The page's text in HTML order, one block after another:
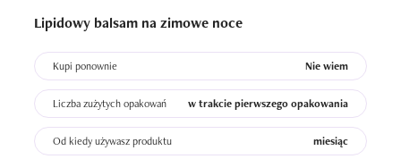
Lipidowy balsam na zimowe noce
Kupi ponownie Nie wiem
Liczba zużytych opakowań w trakcie pierwszego opakowania
Od kiedy używasz produktu miesiąc